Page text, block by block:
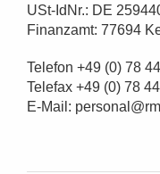
USt-IdNr.: DE
Finanzamt: 77694
Telefon +49 (0) 78
Telefax +49 (0) 78
E-Mail: